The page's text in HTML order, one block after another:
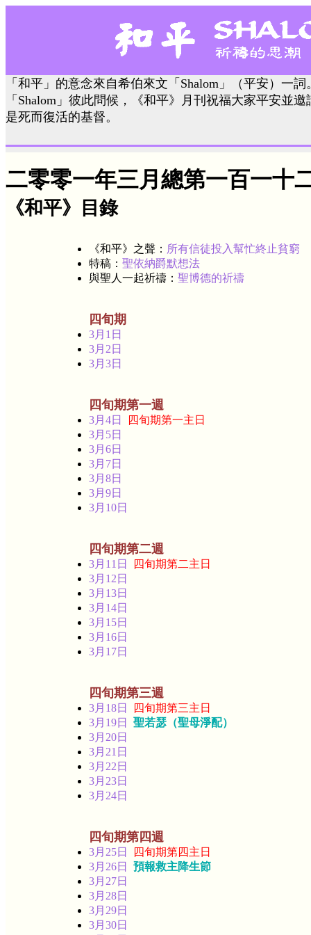
「和平」的意念來自希伯來文「Shalom」（平安）一
「Shalom」彼此問候，《和平》月刊祝福大家平安並
是死而復活的基督。
二零零一年三月總第一百一十
《和平》目錄
《和平》之聲： 所有信徒投入幫忙終止貧窮
特稿： 聖依納爵默想法
與聖人一起祈禱： 聖博德的祈禱
四旬期
3月1日
3月2日
3月3日
四旬期第一週
3月4日
四旬期第一主日
3月5日
3月6日
3月7日
3月8日
3月9日
3月10日
四旬期第二週
3月11日
四旬期第二主日
3月12日
3月13日
3月14日
3月15日
3月16日
3月17日
四旬期第三週
3月18日
四旬期第三主日
3月19日 聖若瑟（聖母淨配）
3月20日
3月21日
3月22日
3月23日
3月24日
四旬期第四週
3月25日
四旬期第四主日
3月26日 預報救主降生節
3月27日
3月28日
3月29日
3月30日